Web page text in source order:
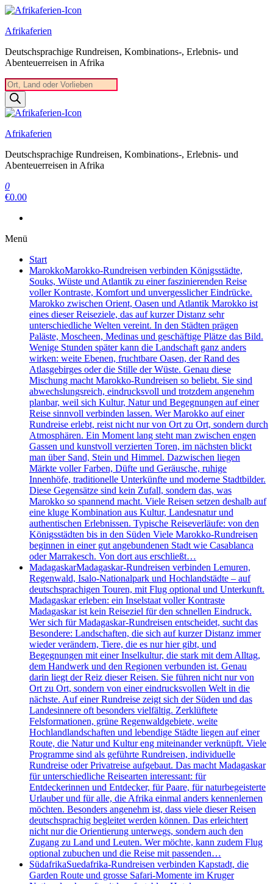
Zum
springen
Afrikaferien
Deutschsprachige Rundreisen, Kombinations-, Erlebnis- und
Abenteuerreisen in Afrika
Products
search
Afrikaferien
Deutschsprachige Rundreisen, Kombinations-, Erlebnis- und
Abenteuerreisen in Afrika
0
€0.00
Menü
Start
MarokkoMarokko-Rundreisen verbinden Königsstädte,
Souks, Wüste und Atlantik zu einer faszinierenden Reise
voller Kontraste, Komfort und unvergesslicher Eindrücke.
Marokko zwischen Orient, Oasen und Atlantik Marokko ist
eines dieser Reiseziele, das auf kurzer Distanz sehr
unterschiedliche Welten vereint. In den Städten prägen
Paläste, Moscheen, Medinas und geschäftige Plätze das Bild.
Wenige Stunden später kann die Landschaft ganz anders
wirken: weite Ebenen, fruchtbare Oasen, der Rand des
Atlasgebirges oder die Stille der Wüste. Genau diese
Mischung macht Marokko-Rundreisen so beliebt. Sie sind
abwechslungsreich, eindrucksvoll und trotzdem angenehm
planbar, weil sich Kultur, Natur und Begegnungen auf einer
Reise sinnvoll verbinden lassen. Wer Marokko auf einer
Rundreise erlebt, reist nicht nur von Ort zu Ort, sondern durch
Atmosphären. Ein Moment lang steht man zwischen engen
Gassen und kunstvoll verzierten Toren, im nächsten blickt
man über Sand, Stein und Himmel. Dazwischen liegen
Märkte voller Farben, Düfte und Geräusche, ruhige
Innenhöfe, traditionelle Unterkünfte und moderne Stadtbilder.
Diese Gegensätze sind kein Zufall, sondern das, was
Marokko so spannend macht. Viele Reisen setzen deshalb auf
eine kluge Kombination aus Kultur, Landesnatur und
authentischen Erlebnissen. Typische Reiseverläufe: von den
Königsstädten bis in den Süden Viele Marokko-Rundreisen
beginnen in einer gut angebundenen Stadt wie Casablanca
oder Marrakesch. Von dort aus erschließt…
MadagaskarMadagaskar-Rundreisen verbinden Lemuren,
Regenwald, Isalo-Nationalpark und Hochlandstädte – auf
deutschsprachigen Touren, mit Flug optional und Unterkunft.
Madagaskar erleben: ein Inselstaat voller Kontraste
Madagaskar ist kein Reiseziel für den schnellen Eindruck.
Wer sich für Madagaskar-Rundreisen entscheidet, sucht das
Besondere: Landschaften, die sich auf kurzer Distanz immer
wieder verändern, Tiere, die es nur hier gibt, und
Begegnungen mit einer Inselkultur, die stark mit dem Alltag,
dem Handwerk und den Regionen verbunden ist. Genau
darin liegt der Reiz dieser Reisen. Sie führen nicht nur von
Ort zu Ort, sondern von einer eindrucksvollen Welt in die
nächste. Auf einer Rundreise zeigt sich der Süden und das
Landesinnere oft besonders vielfältig. Zerklüftete
Felsformationen, grüne Regenwaldgebiete, weite
Hochlandlandschaften und lebendige Städte liegen auf einer
Route, die Natur und Kultur eng miteinander verknüpft. Viele
Programme sind als geführte Rundreisen, individuelle
Rundreise oder Privatreise aufgebaut. Das macht Madagaskar
für unterschiedliche Reisearten interessant: für
Entdeckerinnen und Entdecker, für Paare, für naturbegeisterte
Urlauber und für alle, die Afrika einmal anders kennenlernen
möchten. Besonders angenehm ist, dass viele dieser Reisen
deutschsprachig begleitet werden können. Das erleichtert
nicht nur die Orientierung unterwegs, sondern auch den
Zugang zu Land und Leuten. Wer möchte, kann zudem Flug
optional zubuchen und die Reise mit passenden…
SüdafrikaSuedafrika-Rundreisen verbinden Kapstadt, die
Garden Route und grosse Safari-Momente im Kruger